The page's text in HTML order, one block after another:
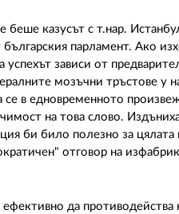
казусът с т.нар.
парламент. Ако
зависи от
мозъчни тръстове у
в едновременното
на това слово.
би било полезно за
отговор на
да противодейства